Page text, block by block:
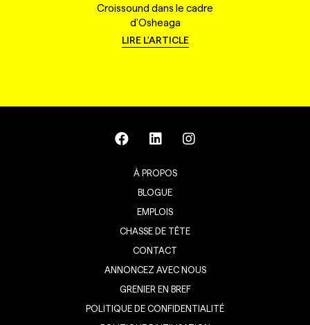
Croissound dans le cadre
d'Osheaga
LIRE L'ARTICLE
À PROPOS
BLOGUE
EMPLOIS
CHASSE DE TÊTE
CONTACT
ANNONCEZ AVEC NOUS
GRENIER EN BREF
POLITIQUE DE CONFIDENTIALITÉ